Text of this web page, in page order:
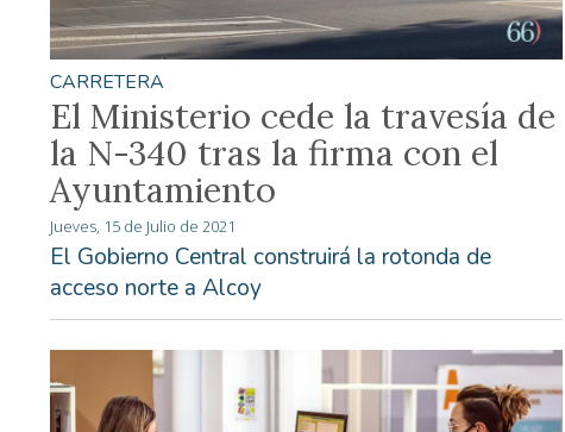
CARRETERA
El Ministerio cede la travesía de
la N-340 tras la firma con el
Ayuntamiento
Jueves, 15 de Julio de 2021
El Gobierno Central construirá la rotonda de
acceso norte a Alcoy